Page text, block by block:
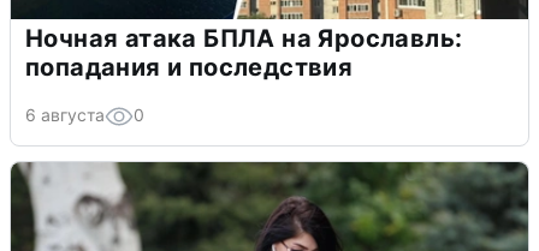
Ночная атака БПЛА на Ярославль:
попадания и последствия
6 августа 0